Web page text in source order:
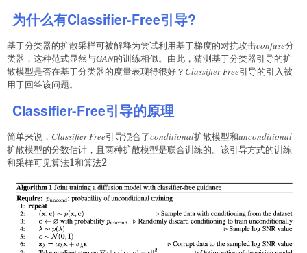
为什么有Classifier-Free引导?
基于分类器的扩散采样可被解释为尝试利用基于梯度的对抗攻击confuse分
类器，这种范式显然与GAN的训练相似。由此，猜测基于分类器引导的扩
散模型是否在基于分类器的度量表现得很好？ Classifier-Free引导的引入被
用于回答该问题。
Classifier-Free引导的原理
简单来说， Classifier-Free引导混合了conditional扩散模型和unconditional
扩散模型的分数估计，且两种扩散模型是联合训练的。该引导方式的训练
和采样可见算法1
1和算法2
2